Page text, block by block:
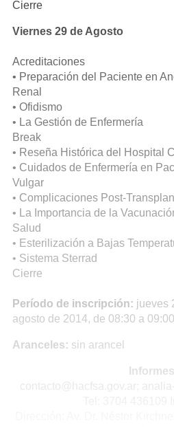
Cierre
Viernes 29 de Agosto
Acreditaciones
• Preparación del Paciente en
Renal
• Ofidismo
• La Gestión de Enfermería
Break
• Reseña Histórica del Hospital
• Cuidados de Enfermería en
Vulgar
• Complicaciones Post-
• La Importancia de la
Salud
• Esterilización a Bajas
• Sistema Sterrad
Cierre
Período de inscripción: jueves
agosto de 2014, de 08:30 a
Aranceles: sin arancel
contacto@hacfsa.gov.ar;